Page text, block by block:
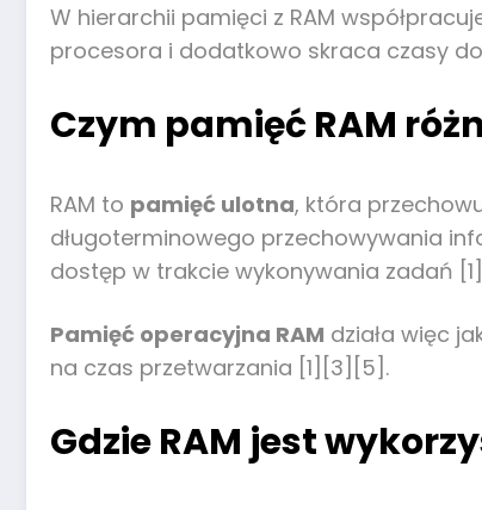
W hierarchii pamięci z RAM
procesora i dodatkowo skraca czasy
Czym pamięć RAM
RAM to pamięć ulotna, która
długoterminowego przechowywania
dostęp w trakcie wykonywania zadań
Pamięć operacyjna RAM działa więc
na czas przetwarzania [1][3][5].
Gdzie RAM jest